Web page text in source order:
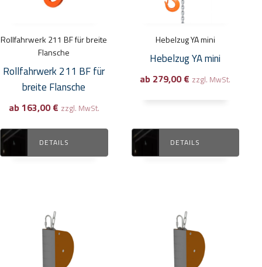
Rollfahrwerk 211 BF für breite
Flansche
Rollfahrwerk 211 BF für
breite Flansche
ab 163,00€ zzgl. MwSt.
DETAILS
auf
der
Produktseite
gewählt
werden
Hebelzug YA mini
Hebelzug YA mini
ab 279,00€ zzgl. MwSt.
DETAILS
der
werden